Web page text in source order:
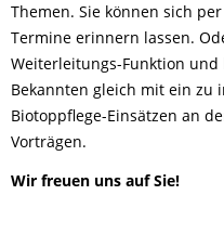
Themen. Sie können sich
Termine erinnern lassen.
Weiterleitungs-Funktion
Bekannten gleich mit ein zu
Biotoppflege-Einsätzen an
Vorträgen.
Wir freuen uns auf Sie!